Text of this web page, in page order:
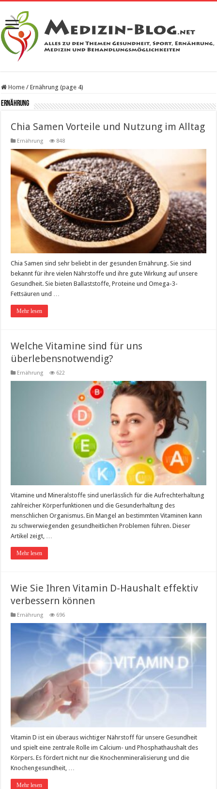
Home / Ernährung (page 4)
Ernährung
Chia Samen Vorteile und Nutzung im Alltag
Ernährung 848
Chia Samen sind sehr beliebt in der gesunden Ernährung. Sie sind
bekannt für ihre vielen Nährstoffe und ihre gute Wirkung auf unsere
Gesundheit. Sie bieten Ballaststoffe, Proteine und Omega-3-
Fettsäuren und …
Mehr lesen
Welche Vitamine sind für uns
überlebensnotwendig?
Ernährung 622
Vitamine und Mineralstoffe sind unerlässlich für die Aufrechterhaltung
zahlreicher Körperfunktionen und die Gesunderhaltung des
menschlichen Organismus. Ein Mangel an bestimmten Vitaminen kann
zu schwerwiegenden gesundheitlichen Problemen führen. Dieser
Artikel zeigt, …
Mehr lesen
Wie Sie Ihren Vitamin D-Haushalt effektiv
verbessern können
Ernährung 696
Vitamin D ist ein überaus wichtiger Nährstoff für unsere Gesundheit
und spielt eine zentrale Rolle im Calcium- und Phosphathaushalt des
Körpers. Es fördert nicht nur die Knochenmineralisierung und die
Knochengesundheit, …
Mehr lesen